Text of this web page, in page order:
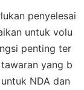
penyelesai
untuk volu
penting ter
yang b
NDA dan